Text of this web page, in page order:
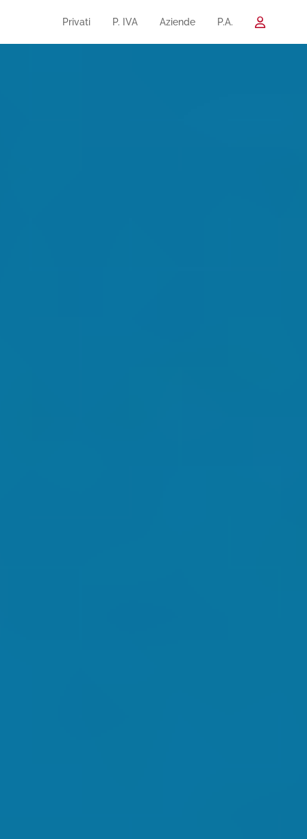
Privati P. IVA Aziende P.A.